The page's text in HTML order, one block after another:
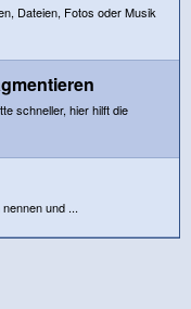
Dateien, Fotos oder Musik
schneller, hier hilft die
und ...